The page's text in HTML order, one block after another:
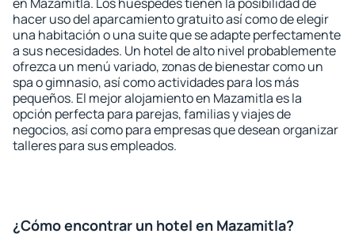
hacer uso del aparcamiento gratuito así como de elegir
una habitación o una suite que se adapte perfectamente
a sus necesidades. Un hotel de alto nivel probablemente
ofrezca un menú variado, zonas de bienestar como un
spa o gimnasio, así como actividades para los más
pequeños. El mejor alojamiento en Mazamitla es la
opción perfecta para parejas, familias y viajes de
negocios, así como para empresas que desean organizar
talleres para sus empleados.
¿Cómo encontrar un hotel en Mazamitla?